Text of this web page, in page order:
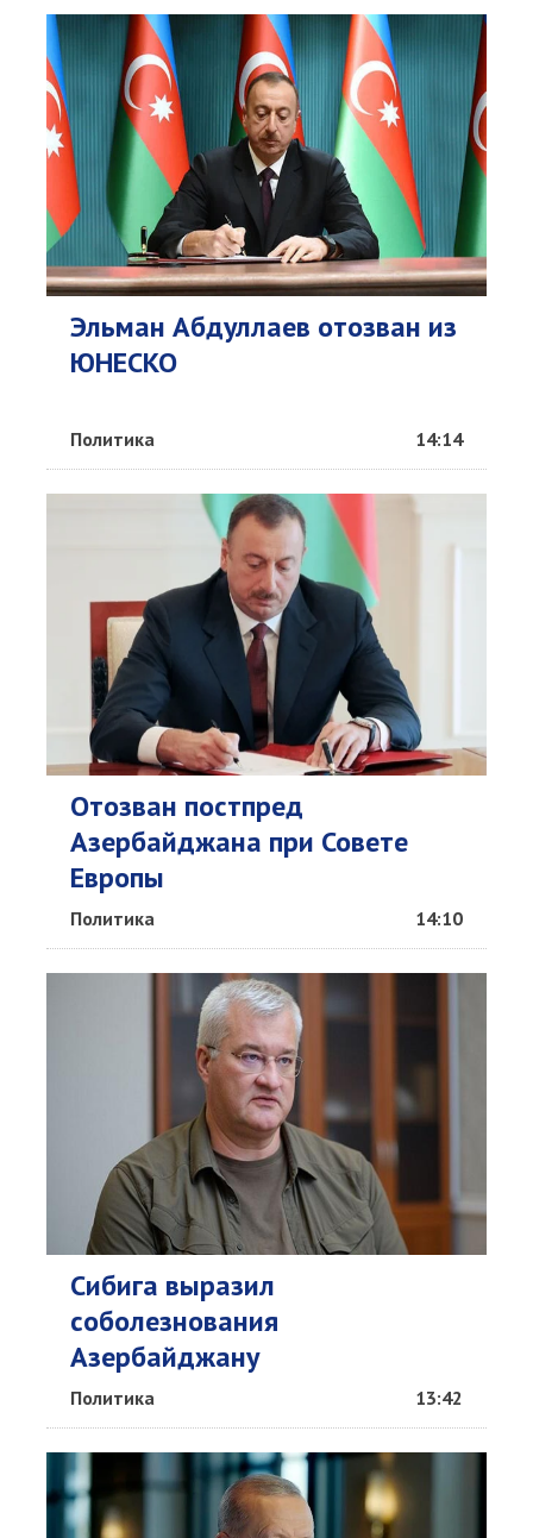
Эльман Абдуллаев отозван из
ЮНЕСКО
Политика 14:14
Отозван постпред
Азербайджана при Совете
Европы
Политика 14:10
Сибига выразил
соболезнования
Азербайджану
Политика 13:42